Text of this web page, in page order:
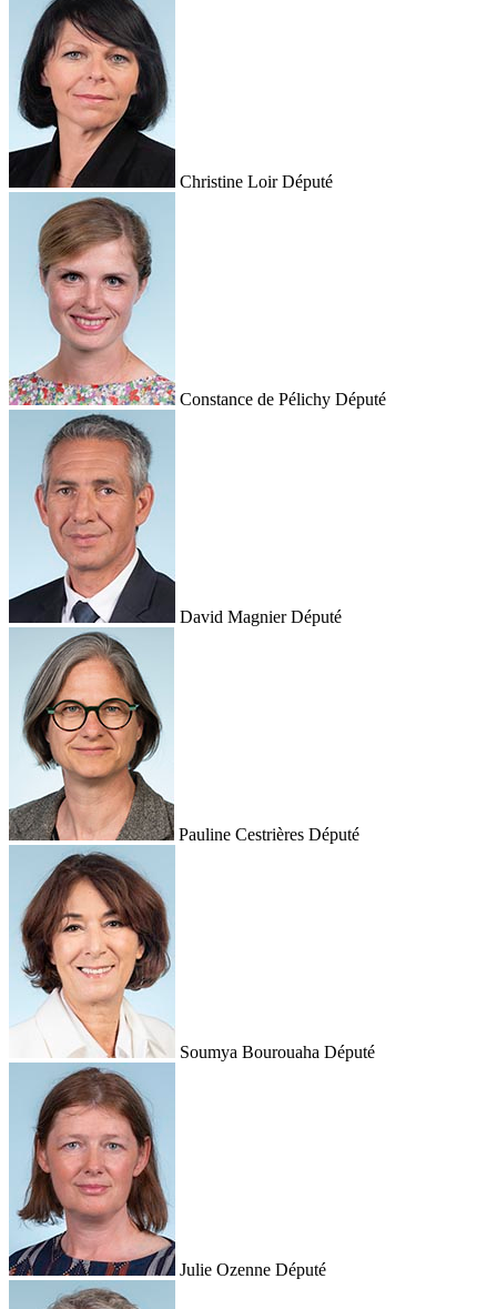
Christine Loir Député
Constance de Pélichy Député
David Magnier Député
Pauline Cestrières Député
Soumya Bourouaha Député
Julie Ozenne Député